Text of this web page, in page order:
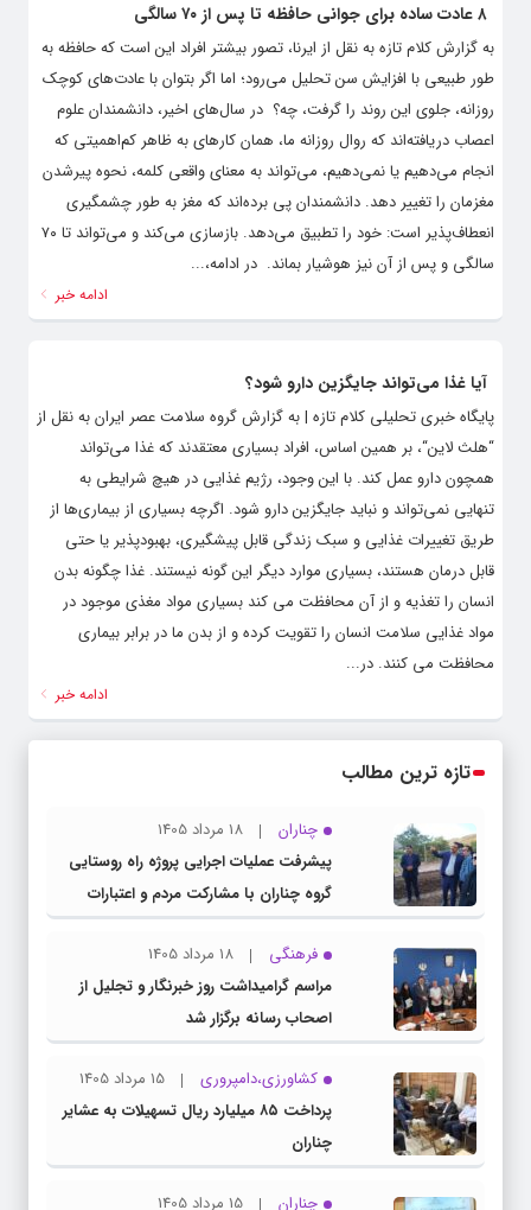
۸ عادت ساده برای جوانی حافظه تا پس از ۷۰ سالگی
به گزارش کلام تازه به نقل از ایرنا، تصور بیشتر افراد این است که حافظه به
طور طبیعی با افزایش سن تحلیل می‌رود؛ اما اگر بتوان با عادت‌های کوچک
روزانه، جلوی این روند را گرفت، چه؟ ‌ در سال‌های اخیر، دانشمندان علوم
اعصاب دریافته‌اند که روال روزانه ما، همان کارهای به ظاهر کم‌اهمیتی که
انجام می‌دهیم یا نمی‌دهیم، می‌تواند به معنای واقعی کلمه، نحوه پیرشدن
مغزمان را تغییر دهد. دانشمندان پی برده‌اند که مغز به طور چشمگیری
انعطاف‌پذیر است: خود را تطبیق می‌دهد. بازسازی می‌کند و می‌تواند تا ۷۰
سالگی و پس از آن نیز هوشیار بماند. ‌ در ادامه،...
ادامه خبر
آیا غذا می‌تواند جایگزین دارو شود؟
پایگاه خبری تحلیلی کلام تازه | به گزارش گروه سلامت عصر ایران به نقل از
“هلث لاین“، بر همین اساس، افراد بسیاری معتقدند که غذا می‌تواند
همچون دارو عمل کند. با این وجود، رژیم غذایی در هیچ شرایطی به
تنهایی نمی‌تواند و نباید جایگزین دارو شود. اگرچه بسیاری از بیماری‌ها از
طریق تغییرات غذایی و سبک زندگی قابل پیشگیری، بهبودپذیر یا حتی
قابل درمان هستند، بسیاری موارد دیگر این گونه نیستند. غذا چگونه بدن
انسان را تغذیه و از آن محافظت می کند بسیاری مواد مغذی موجود در
مواد غذایی سلامت انسان را تقویت کرده و از بدن ما در برابر بیماری
محافظت می کنند. در...
ادامه خبر
تازه ترین مطالب
چناران
18 مرداد 1405
پیشرفت عملیات اجرایی پروژه راه روستایی
گروه چناران با مشارکت مردم و اعتبارات
دولتی
فرهنگی
18 مرداد 1405
مراسم گرامیداشت روز خبرنگار و تجلیل از
اصحاب رسانه برگزار شد
کشاورزی،دامپروری
15 مرداد 1405
پرداخت ۸۵ میلیارد ریال تسهیلات به عشایر
چناران
چناران 15 مرداد 1405